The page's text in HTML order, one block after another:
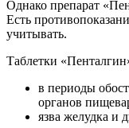
Однако препарат
Есть
учитывать.
Таблетки
в периоды
органов
язва желудка и